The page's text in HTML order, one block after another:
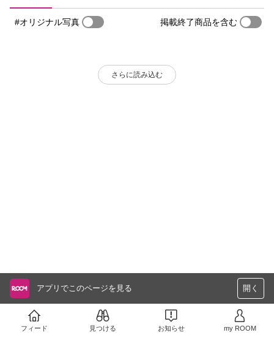
#オリジナル写真 掲載終了商品を含む
さらに読み込む
アプリでこのページを見る 開く
フィード 見つける お知らせ my ROOM